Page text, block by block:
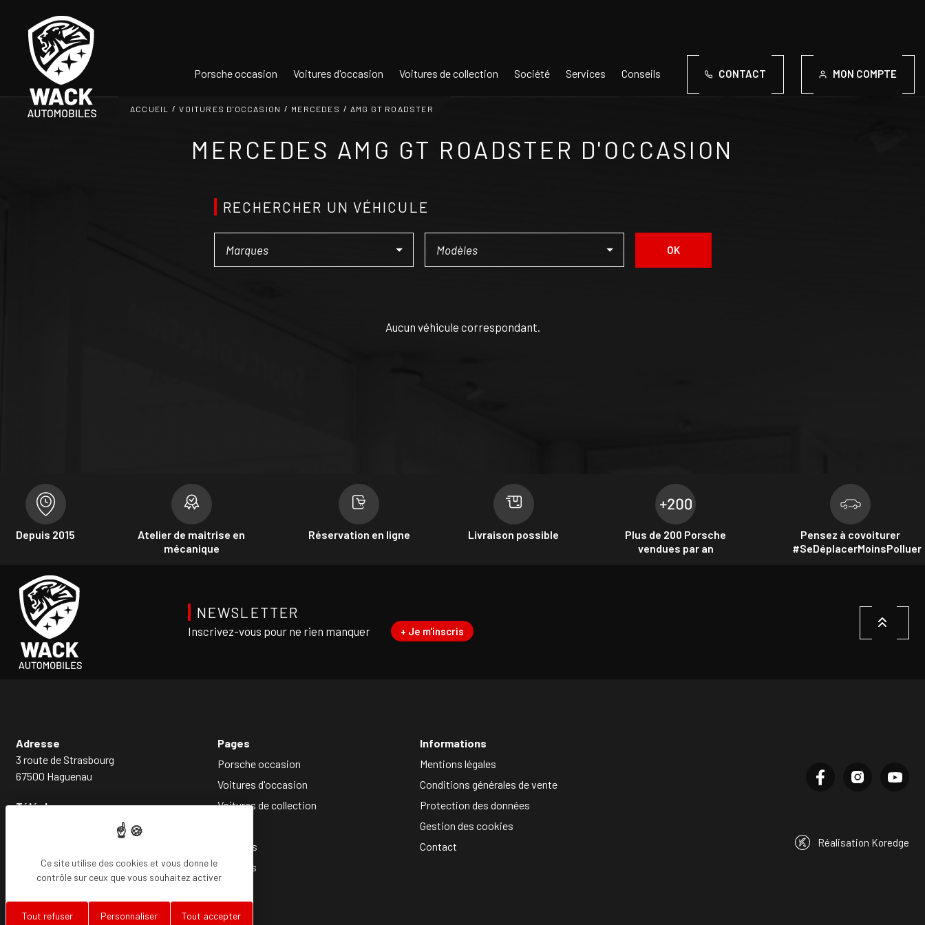
Ce site utilise des cookies et vous donne le
contrôle sur ceux que vous souhaitez activer
Tout accepter
Tout refuser Personnaliser
Porsche occasion Voitures d'occasion Voitures de collection Société Services Conseils CONTACT MON COMPTE
ACCUEIL VOITURES D'OCCASION MERCEDES AMG GT ROADSTER
MERCEDES AMG GT ROADSTER D'OCCASION
RECHERCHER UN VÉHICULE
OK
Aucun véhicule correspondant.
Depuis 2015
Atelier de maitrise en
mécanique
Réservation en ligne Livraison possible
Plus de 200 Porsche
vendues par an
Pensez à covoiturer
#SeDéplacerMoinsPolluer
NEWSLETTER
Inscrivez-vous pour ne rien manquer + Je m'inscris
Adresse
3 route de Strasbourg
67500 Haguenau
Téléphone
Pages
Porsche occasion
Voitures d'occasion
Voitures de collection
Services
Conseils
Informations
Mentions légales
Conditions générales de vente
Protection des données
Gestion des cookies
Contact
Réalisation Koredge